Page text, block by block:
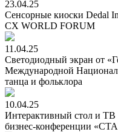
23.04.25
Сенсорные киоски Dedal
CX WORLD FORUM
11.04.25
Светодиодный экран от
Международной
танца и фольклора
10.04.25
Интерактивный стол и ТВ
бизнес-конференции